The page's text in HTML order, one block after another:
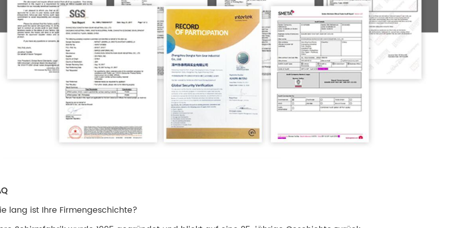
lang ist Ihre Firmengeschichte?